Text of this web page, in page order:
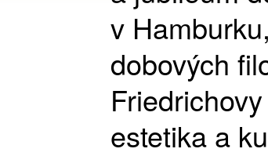
v
dobových
estetika a